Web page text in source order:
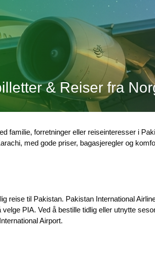
& Reiser fra
familie, forretninger eller reiseinteresser i
med gode priser, bagasjeregler og
reise til Pakistan. Pakistan International
PIA. Ved å bestille tidlig eller utnytte
Airport.